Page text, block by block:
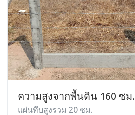
ความสูงจากพื้นดิน 160 ซม.
แผ่นทึบสูงรวม 20 ซม.